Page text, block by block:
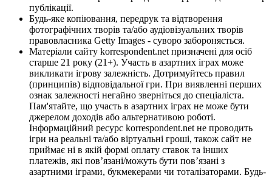
публікації.
Будь-яке копіювання, передрук та відтворення
фотографічних творів та/або аудіовізуальних творів
правовласника Getty Images - суворо забороняється.
Матеріали сайту korrespondent.net призначені для осіб
старше 21 року (21+). Участь в азартних іграх може
викликати ігрову залежність. Дотримуйтесь правил
(принципів) відповідальної гри. При виявленні перших
ознак залежності негайно зверніться до спеціаліста.
Пам'ятайте, що участь в азартних іграх не може бути
джерелом доходів або альтернативою роботі.
Інформаційний ресурс korrespondent.net не проводить
ігри на реальні та/або віртуальні гроші, також сайт не
приймає ні в якій формі оплату ставок та інших
платежів, які пов’язані/можуть бути пов’язані з
азартними іграми, букмекерами чи тоталізаторами. Будь-